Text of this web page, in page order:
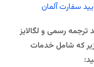
سفارت آلمان
ترجمه رسمی و لگالایز
که شامل خدمات